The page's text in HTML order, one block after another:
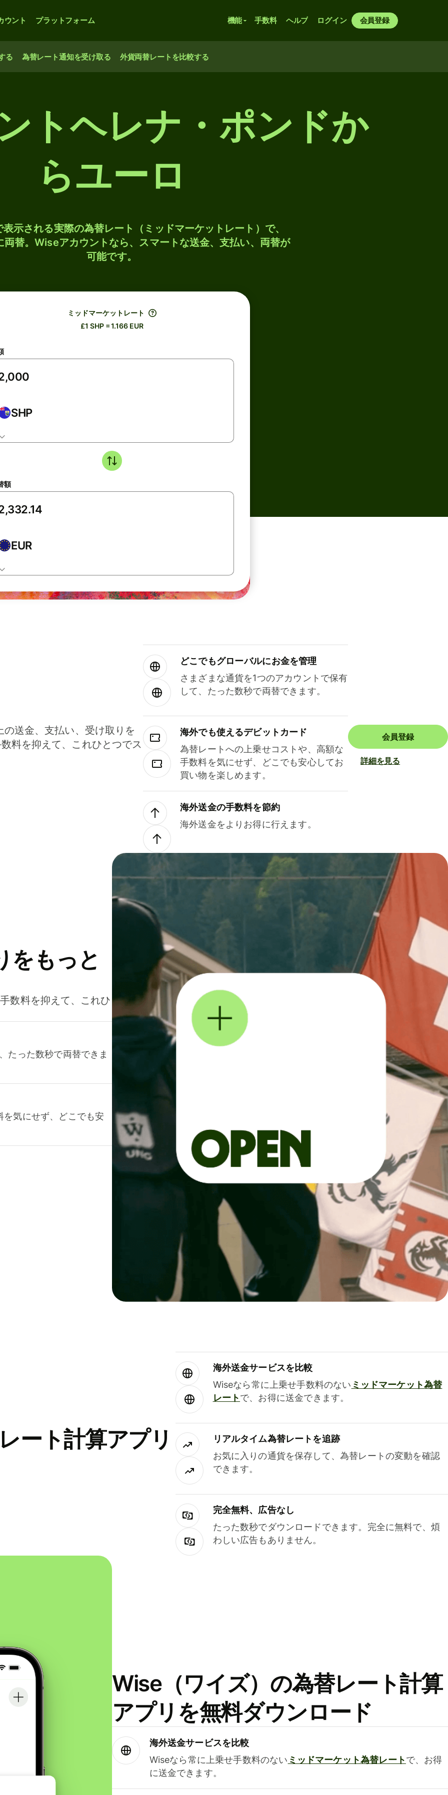
ウント プラットフォーム 機能 手数料 ヘルプ ログイン 会員登録
る 為替レート通知を受け取る 外貨両替レートを比較する
トヘレナ・ポンドか
らユーロ
示される実際の為替レート（ミッドマーケットレート）で、
両替。Wiseアカウントなら、スマートな送金、支払い、両替が
可能です。
ミッドマーケットレート
£1 SHP = 1.166 EUR
SHP
額
EUR
送金、支払い、受け取りを
料を抑えて、これひとつでス
どこでもグ⁠ロ⁠ー⁠バ⁠ルにお金を管理
さまざまな通貨を1つのアカウントで保有
して、たった数秒で両替できます。
海外でも使えるデビットカード
為替レートへの上乗せコストや、高額な
手数料を気にせず、どこでも安心してお
買い物を楽しめます。
海外送金の手数料を節約
海外送金をよりお得に行えます。
会員登録
詳細を見る
をもっと
数料を抑えて、これひ
たった数秒で両替できま
気にせず、どこでも安
ート計算アプリ
海外送金サービスを比較
Wiseなら常に上乗せ手数料のない ミッドマーケット為替
レートで、お得に送金できます。
リアルタイム為替レートを追跡
お気に入りの通貨を保存して、為替レートの変動を確認
できます。
完全無料、広告なし
たった数秒でダウンロードできます。完全に無料で、煩
わしい広告もありません。
Wise（ワイズ）の為替レート計算
アプリを無料ダウンロード
海外送金サービスを比較
Wiseなら常に上乗せ手数料のない ミッドマーケット為替レートで、お得
に送金できます。